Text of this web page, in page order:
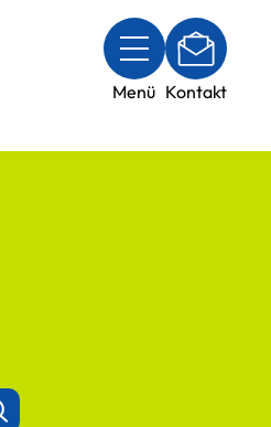
Menü Kontakt